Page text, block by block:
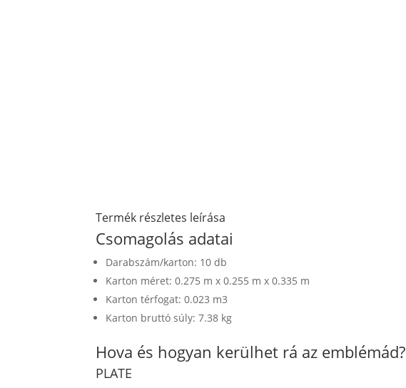
Termék részletes leírása
Csomagolás adatai
Darabszám/karton: 10 db
Karton méret: 0.275 m x 0.255 m x 0.335 m
Karton térfogat: 0.023 m3
Karton bruttó súly: 7.38 kg
Hova és hogyan kerülhet rá az emblémád?
PLATE